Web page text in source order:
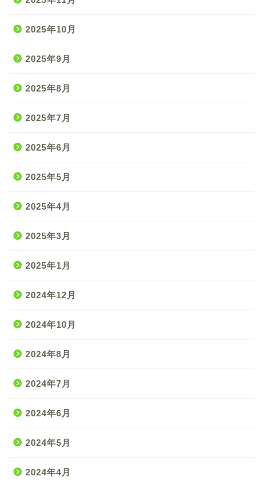
2025年10月
2025年9月
2025年8月
2025年7月
2025年6月
2025年5月
2025年4月
2025年3月
2025年1月
2024年12月
2024年10月
2024年8月
2024年7月
2024年6月
2024年5月
2024年4月